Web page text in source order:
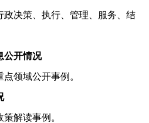
决策、执行、管理、服务、结
公开情况
领域公开事例。
解读事例。